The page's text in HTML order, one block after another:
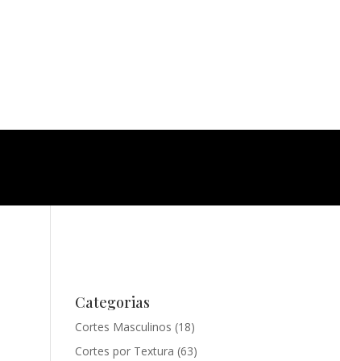
Categorias
Cortes Masculinos (18)
Cortes por Textura (63)